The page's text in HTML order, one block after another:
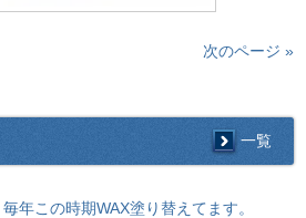
次のページ »
一覧
年この時期WAX塗り替えてます。